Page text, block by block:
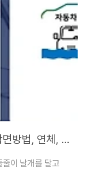
. 이러한 기술은 계
2024 6월 1기분 자동차세 조회, 납부, 기한, 감면방법, 연체, 미리계산해 보자
이 날개를 달고